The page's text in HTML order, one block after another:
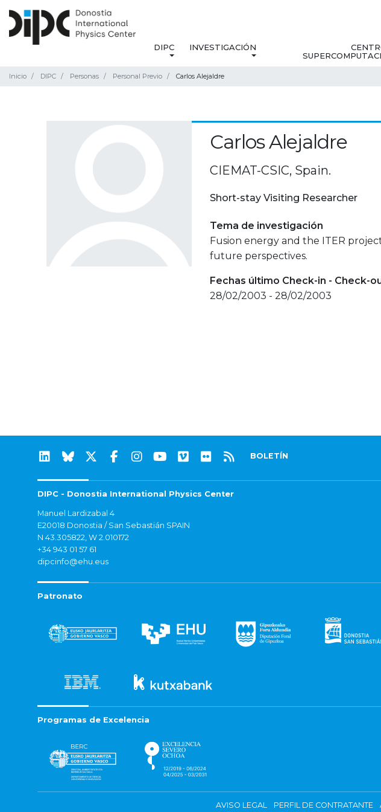
DIPC INVESTIGACIÓN
Inicio DIPC Personas Personal Previo Carlos Alejaldre
Carlos Alejaldre
CIEMAT-CSIC, Spain.
Short-stay Visiting Researcher
Tema de investigación
Fusion energy and the ITER
future perspectives.
Fechas último Check-in - Check-
28/02/2003 - 28/02/2003
BOLETÍN
DIPC - Donostia International Physics Center
Manuel Lardizabal 4
E20018 Donostia / San Sebastián SPAIN
N 43.305822, W 2.010172
+34 943 01 57 61
dipcinfo@ehu.eus
Patronato
Programas de Excelencia
AVISO LEGAL PERFIL DE CONTRATANTE